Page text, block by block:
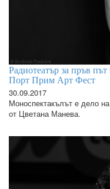
Радиотеатър за пръв
Порт Прим Арт Фест
30.09.2017
Моноспектакълът е дело
от Цветана Манева.